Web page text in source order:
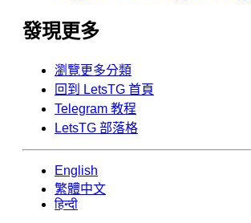
發現更多
瀏覽更多分類
回到 LetsTG 首頁
Telegram 教程
LetsTG 部落格
English
繁體中文
हिन्दी